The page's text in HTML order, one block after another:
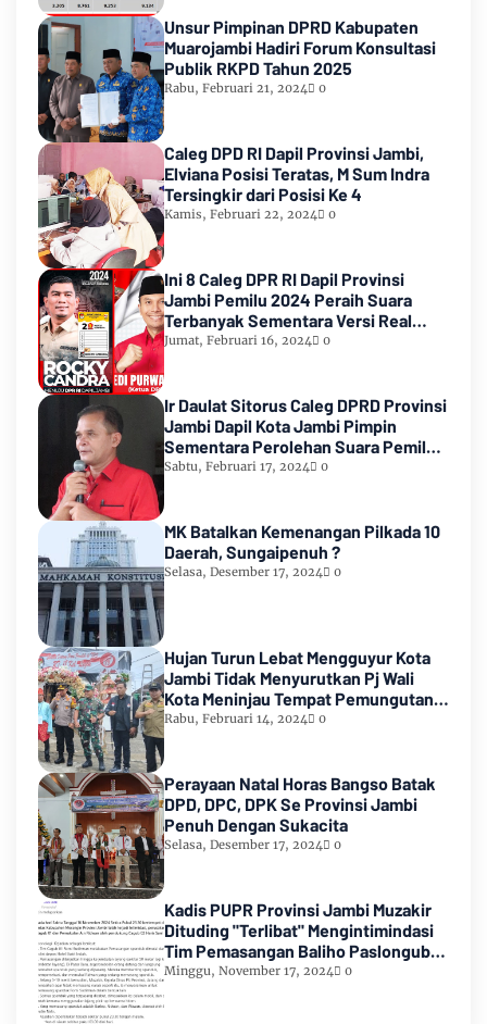
Unsur Pimpinan DPRD Kabupaten
Muarojambi Hadiri Forum Konsultasi
Publik RKPD Tahun 2025
Rabu, Februari 21, 2024 0
Caleg DPD RI Dapil Provinsi Jambi,
Elviana Posisi Teratas, M Sum Indra
Tersingkir dari Posisi Ke 4
Kamis, Februari 22, 2024 0
Ini 8 Caleg DPR RI Dapil Provinsi
Jambi Pemilu 2024 Peraih Suara
Terbanyak Sementara Versi Real
Count KPU RI
Jumat, Februari 16, 2024 0
Ir Daulat Sitorus Caleg DPRD Provinsi
Jambi Dapil Kota Jambi Pimpin
Sementara Perolehan Suara Pemilu
2024
Sabtu, Februari 17, 2024 0
MK Batalkan Kemenangan Pilkada 10
Daerah, Sungaipenuh ?
Selasa, Desember 17, 2024 0
Hujan Turun Lebat Mengguyur Kota
Jambi Tidak Menyurutkan Pj Wali
Kota Meninjau Tempat Pemungutan
Suara Pemilu 2024
Rabu, Februari 14, 2024 0
Perayaan Natal Horas Bangso Batak
DPD, DPC, DPK Se Provinsi Jambi
Penuh Dengan Sukacita
Selasa, Desember 17, 2024 0
Kadis PUPR Provinsi Jambi Muzakir
Dituding "Terlibat" Mengintimindasi
Tim Pemasangan Baliho Paslongub
Romi-Sudirman
Minggu, November 17, 2024 0